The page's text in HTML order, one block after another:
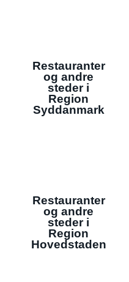
Restauranter
og andre
steder i
Region
Syddanmark
Restauranter
og andre
steder i
Region
Hovedstaden